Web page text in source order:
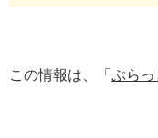
この情報は、「 ぷら